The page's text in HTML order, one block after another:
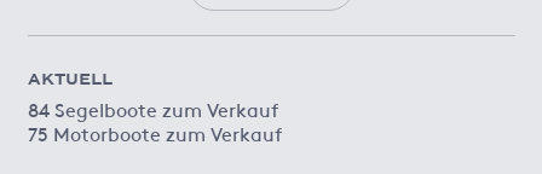
AKTUELL
84 Segelboote zum Verkauf
75 Motorboote zum Verkauf